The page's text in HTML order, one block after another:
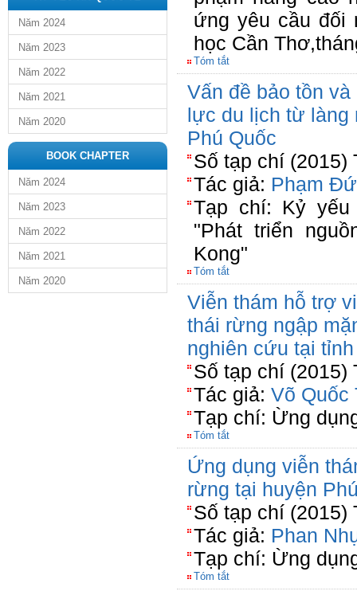
Năm 2024
Năm 2023
Năm 2022
Năm 2021
Năm 2020
BOOK CHAPTER
Năm 2024
Năm 2023
Năm 2022
Năm 2021
Năm 2020
ứng yêu cầu đối
học Cần
Tóm tắt
Vấn đề bảo tồn
lực du lịch từ làng
Phú Quốc
Số tạp chí (2015)
Tác giả: Phạm
Tạp chí: Kỷ
"Phát triển
Kong"
Tóm tắt
Viễn thám hỗ trợ
thái rừng ngập
nghiên cứu tại
Số tạp chí (2015)
Tác giả: Võ Quốc
Tạp chí: Ừng
Tóm tắt
Ứng dụng viễn
rừng tại huyện
Số tạp chí (2015)
Tác giả: Phan
Tạp chí: Ừng
Tóm tắt